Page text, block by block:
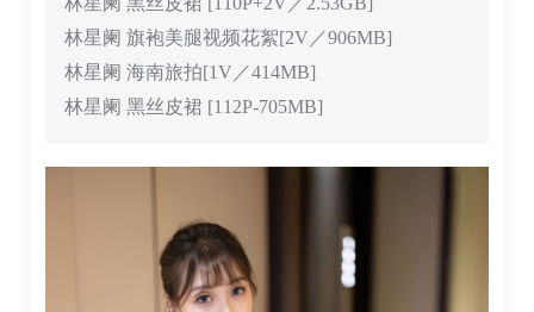
林星阑 旗袍美腿视频花絮[2V／906MB]
林星阑 海南旅拍[1V／414MB]
林星阑 黑丝皮裙 [112P-705MB]